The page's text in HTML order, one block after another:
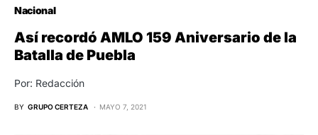
Nacional
Así recordó AMLO 159 Aniversario de la
Batalla de Puebla
Por: Redacción
BY GRUPO CERTEZA MAYO 7, 2021